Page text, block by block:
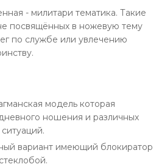
- милитари тематика. Такие
посвящённых в ножевую тему
по службе или увлечению
модель которая
ношения и различных
вариант имеющий блокиратор